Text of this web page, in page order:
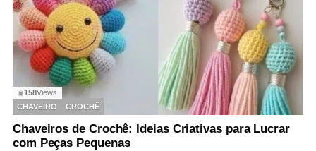
◉158Views
CHAVEIRO
CROCHÊ
Chaveiros de Crochê: Ideias Criativas para Lucrar
com Peças Pequenas